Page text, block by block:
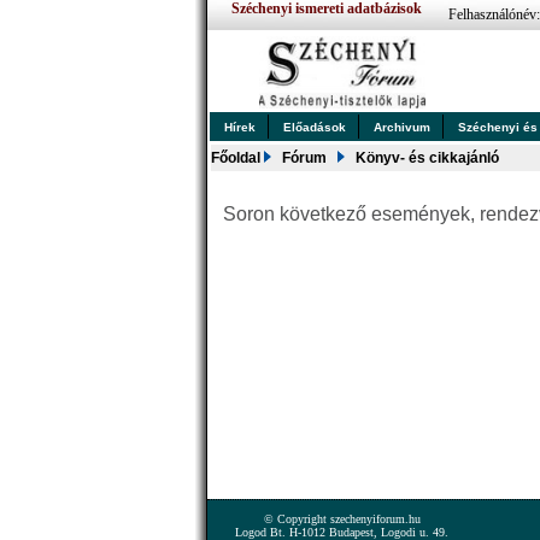
Széchenyi ismereti adatbázisok Felhasználónév:
Hírek Előadások Archivum Széchenyi és
Főoldal Fórum Könyv- és cikkajánló
Soron következő események,
© Copyright szechenyiforum.hu
Logod Bt. H-1012 Budapest, Logodi u. 49.